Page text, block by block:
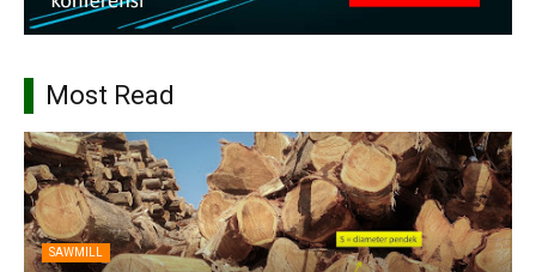
Most Read
SAWMILL